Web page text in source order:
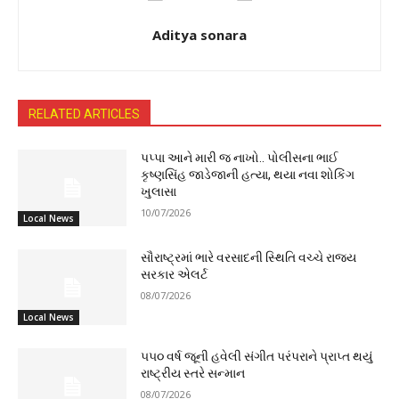
Aditya sonara
RELATED ARTICLES
Local News
પપ્પા આને મારી જ નાખો.. પોલીસના ભાઈ
કૃષ્ણસિંહ જાડેજાની હત્યા, થયા નવા શોકિંગ
ખુલાસા
10/07/2026
Local News
સૌરાષ્ટ્રમાં ભારે વરસાદની સ્થિતિ વચ્ચે રાજ્ય
સરકાર એલર્ટ
08/07/2026
૫૫૦ વર્ષ જૂની હવેલી સંગીત પરંપરાને પ્રાપ્ત થયું
રાષ્ટ્રીય સ્તરે સન્માન
08/07/2026